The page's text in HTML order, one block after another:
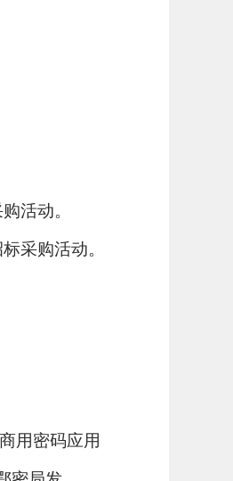
活动。
采购活动。
用密码应用